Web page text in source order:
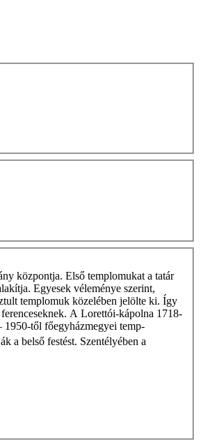
központja. Első templomukat a tatár
Egyesek véleménye szerint,
templomuk közelében jelölte ki. Így
A Lorettói-kápolna 1718-
1950-től főegyházmegyei temp-
a belső festést. Szentélyében a